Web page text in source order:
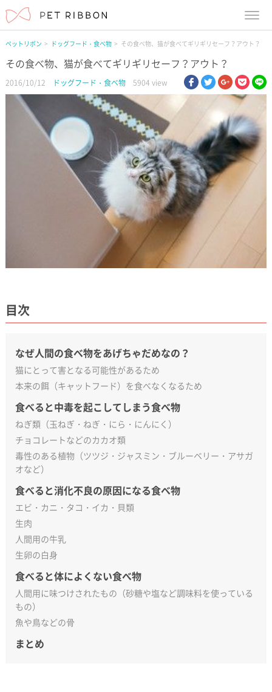
ペットリボン ドッグフード・食べ物 その食べ物、猫が食べてギリギリセーフ？アウト？
その食べ物、猫が食べてギリギリセーフ？アウト？
2016/10/12 ドッグフード・食べ物 5904 view facebook
twittergoogle
目次
なぜ人間の食べ物をあげちゃだめなの？
猫にとって害となる可能性があるため
本来の餌（キャットフード）を食べなくなるため
食べると中毒を起こしてしまう食べ物
ねぎ類（玉ねぎ・ねぎ・にら・にんにく）
チョコレートなどのカカオ類
毒性のある植物（ツツジ・ジャスミン・ブルーベリー・アサガ
オなど）
食べると消化不良の原因になる食べ物
エビ・カニ・タコ・イカ・貝類
生肉
人間用の牛乳
生卵の白身
食べると体によくない食べ物
人間用に味つけされたもの（砂糖や塩など調味料を使っている
もの）
魚や鳥などの骨
まとめ